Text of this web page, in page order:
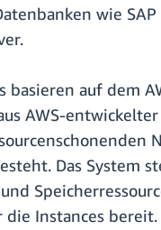
wie SAP
basieren auf dem
AWS-
Das System
die Instances